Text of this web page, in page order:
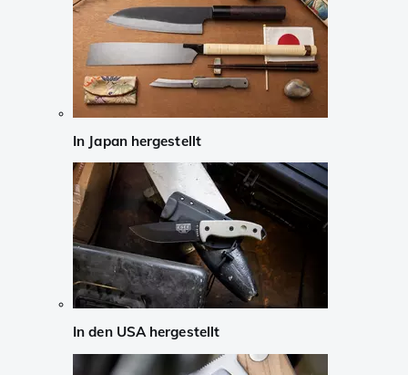
In Japan hergestellt
In den USA hergestellt